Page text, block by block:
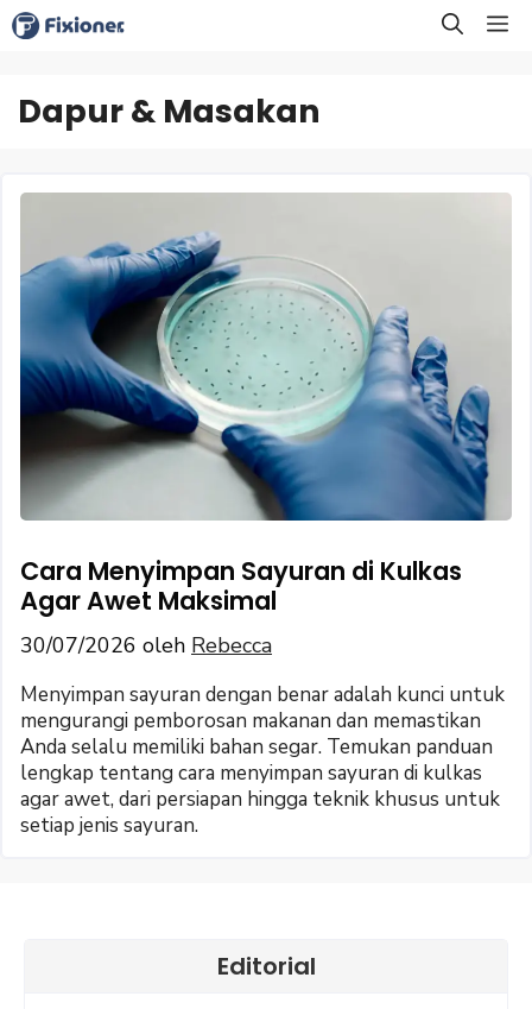
Langsung
ke
Dapur & Masakan
Cara Menyimpan Sayuran di Kulkas
Agar Awet Maksimal
30/07/2026 oleh Rebecca
Menyimpan sayuran dengan benar adalah kunci untuk
mengurangi pemborosan makanan dan memastikan
Anda selalu memiliki bahan segar. Temukan panduan
lengkap tentang cara menyimpan sayuran di kulkas
agar awet, dari persiapan hingga teknik khusus untuk
setiap jenis sayuran.
Editorial